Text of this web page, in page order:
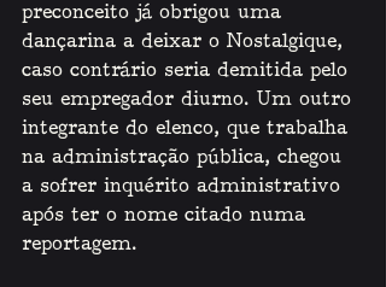
preconceito já obrigou uma
dançarina a deixar o Nostalgique,
caso contrário seria demitida pelo
seu empregador diurno. Um outro
integrante do elenco, que trabalha
na administração pública, chegou
a sofrer inquérito administrativo
após ter o nome citado numa
reportagem.